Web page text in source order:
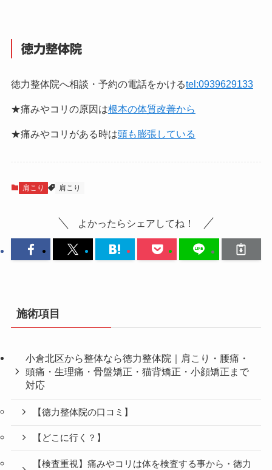
徳力整体院
徳力整体院へ相談・予約の電話をかけるtel:0939629133
★痛みやコリの原因は根本の体質改善から
★痛みやコリがある時は頭も膨張している
肩こり 肩こり
よかったらシェアしてね！
施術項目
小倉北区から整体なら徳力整体院｜肩こり・腰痛・
頭痛・生理痛・骨盤矯正・猫背矯正・小顔矯正まで
対応
【徳力整体院の口コミ】
【どこに行く？】
【検査重視】痛みやコリは体を検査する事から・徳力